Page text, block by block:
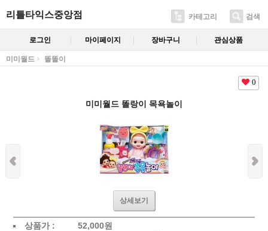
리틀타익스중앙점 카테고리 검색
로그인 마이페이지 장바구니 관심상품
미미월드 똘똘이
0
미미월드 똘랑이 목욕놀이
상세보기
상품가 : 52,000원